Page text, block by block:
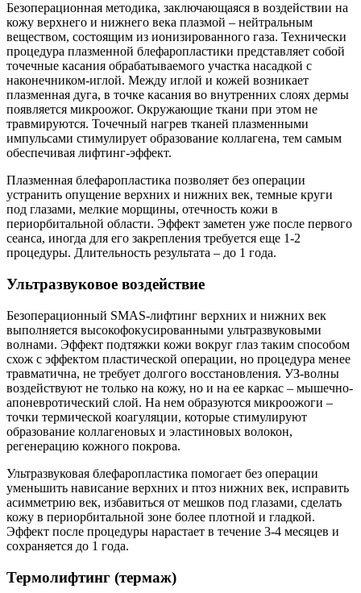
Безоперационная методика, заключающаяся в воздействии на
кожу верхнего и нижнего века плазмой – нейтральным
веществом, состоящим из ионизированного газа. Технически
процедура плазменной блефаропластики представляет собой
точечные касания обрабатываемого участка насадкой с
наконечником-иглой. Между иглой и кожей возникает
плазменная дуга, в точке касания во внутренних слоях дермы
появляется микроожог. Окружающие ткани при этом не
травмируются. Точечный нагрев тканей плазменными
импульсами стимулирует образование коллагена, тем самым
обеспечивая лифтинг-эффект.
Плазменная блефаропластика позволяет без операции
устранить опущение верхних и нижних век, темные круги
под глазами, мелкие морщины, отечность кожи в
периорбитальной области. Эффект заметен уже после первого
сеанса, иногда для его закрепления требуется еще 1-2
процедуры. Длительность результата – до 1 года.
Ультразвуковое воздействие
Безоперационный SMAS-лифтинг верхних и нижних век
выполняется высокофокусированными ультразвуковыми
волнами. Эффект подтяжки кожи вокруг глаз таким способом
схож с эффектом пластической операции, но процедура менее
травматична, не требует долгого восстановления. УЗ-волны
воздействуют не только на кожу, но и на ее каркас – мышечно-
апоневротический слой. На нем образуются микроожоги –
точки термической коагуляции, которые стимулируют
образование коллагеновых и эластиновых волокон,
регенерацию кожного покрова.
Ультразвуковая блефаропластика помогает без операции
уменьшить нависание верхних и птоз нижних век, исправить
асимметрию век, избавиться от мешков под глазами, сделать
кожу в периорбитальной зоне более плотной и гладкой.
Эффект после процедуры нарастает в течение 3-4 месяцев и
сохраняется до 1 года.
Термолифтинг (термаж)